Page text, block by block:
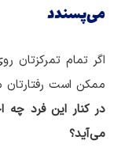
می‌پسندد
اگر تمام تمرکزتان
ممکن است
در کنار این فرد
می‌آید؟